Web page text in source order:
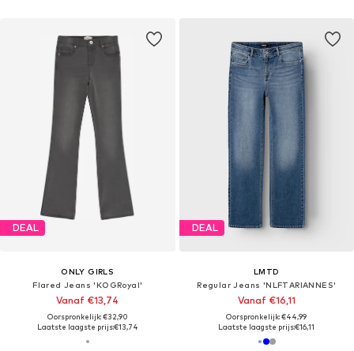
DEAL
ONLY GIRLS
Flared Jeans 'KOGRoyal'
Vanaf €13,74
Oorspronkelijk: €32,90
Laatste laagste prijs:€13,74
DEAL
LMTD
Regular Jeans 'NLFTARIANNES'
Vanaf €16,11
Oorspronkelijk: €44,99
Laatste laagste prijs:€16,11